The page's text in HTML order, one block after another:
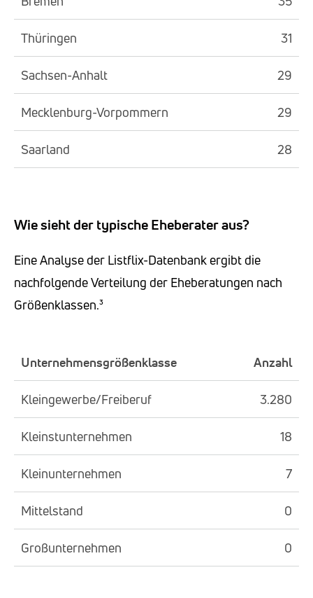
Thüringen 31
Sachsen-Anhalt 29
Mecklenburg-Vorpommern 29
Saarland 28
Wie sieht der typische Eheberater aus?
Eine Analyse der Listflix-Datenbank ergibt die
nachfolgende Verteilung der Eheberatungen nach
Größenklassen.³
Unternehmensgrößenklasse Anzahl
Kleingewerbe/Freiberuf 3.280
Kleinstunternehmen 18
Kleinunternehmen 7
Mittelstand 0
Großunternehmen 0